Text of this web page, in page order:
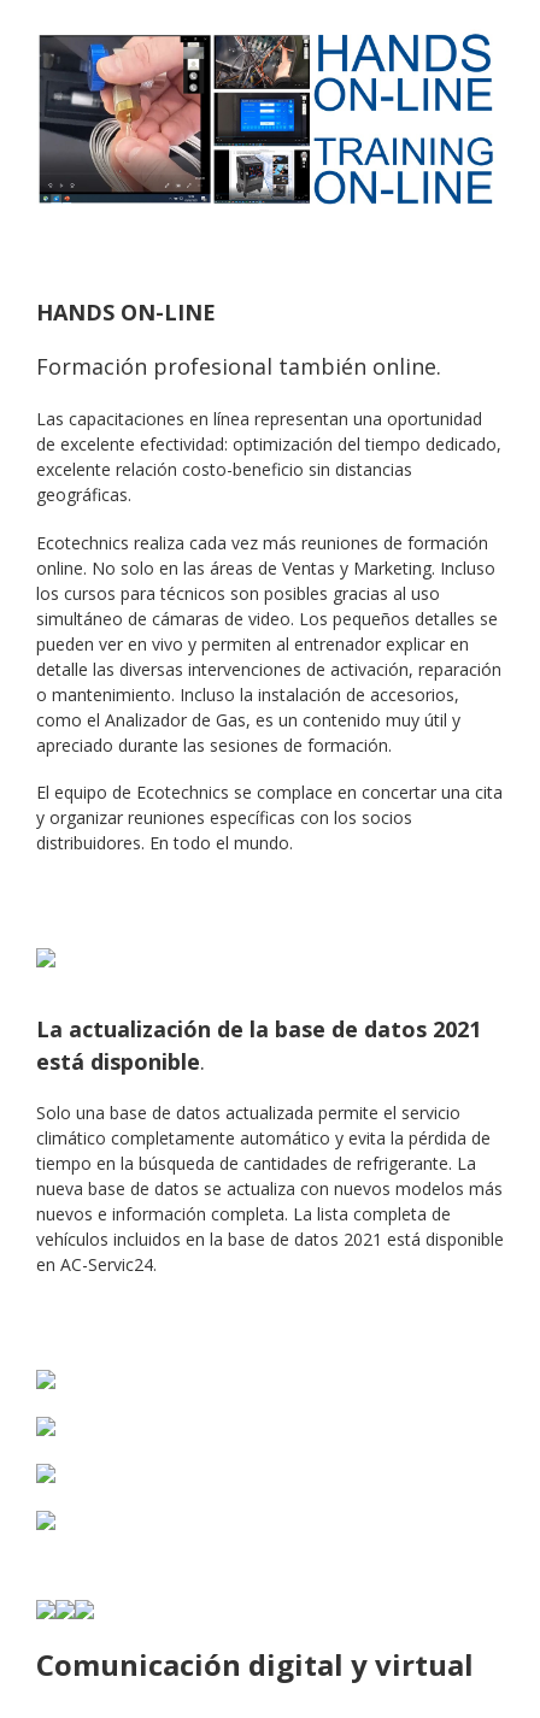
HANDS ON-LINE
Formación profesional también online.
Las capacitaciones en línea representan una oportunidad
de excelente efectividad: optimización del tiempo dedicado,
excelente relación costo-beneficio sin distancias
geográficas.
Ecotechnics realiza cada vez más reuniones de formación
online. No solo en las áreas de Ventas y Marketing. Incluso
los cursos para técnicos son posibles gracias al uso
simultáneo de cámaras de video. Los pequeños detalles se
pueden ver en vivo y permiten al entrenador explicar en
detalle las diversas intervenciones de activación, reparación
o mantenimiento. Incluso la instalación de accesorios,
como el Analizador de Gas, es un contenido muy útil y
apreciado durante las sesiones de formación.
El equipo de Ecotechnics se complace en concertar una cita
y organizar reuniones específicas con los socios
distribuidores. En todo el mundo.
La actualización de la base de datos 2021
está disponible.
Solo una base de datos actualizada permite el servicio
climático completamente automático y evita la pérdida de
tiempo en la búsqueda de cantidades de refrigerante. La
nueva base de datos se actualiza con nuevos modelos más
nuevos e información completa. La lista completa de
vehículos incluidos en la base de datos 2021 está disponible
en AC-Servic24.
Comunicación digital y virtual